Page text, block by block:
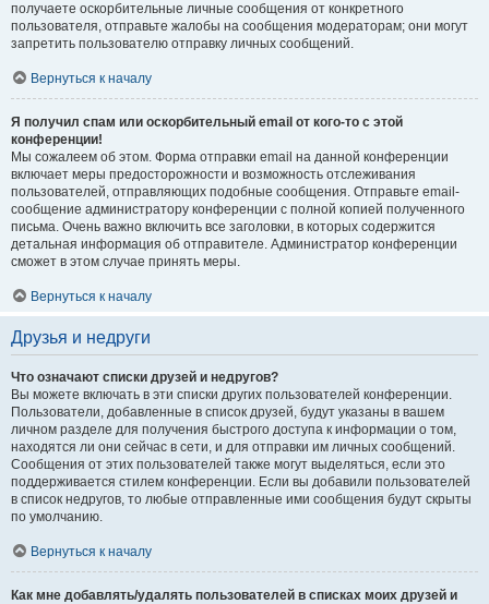
получаете оскорбительные личные сообщения от конкретного
пользователя, отправьте жалобы на сообщения модераторам; они могут
запретить пользователю отправку личных сообщений.
Вернуться к началу
Я получил спам или оскорбительный email от кого-то с этой
конференции!
Мы сожалеем об этом. Форма отправки email на данной конференции
включает меры предосторожности и возможность отслеживания
пользователей, отправляющих подобные сообщения. Отправьте email-
сообщение администратору конференции с полной копией полученного
письма. Очень важно включить все заголовки, в которых содержится
детальная информация об отправителе. Администратор конференции
сможет в этом случае принять меры.
Вернуться к началу
Друзья и недруги
Что означают списки друзей и недругов?
Вы можете включать в эти списки других пользователей конференции.
Пользователи, добавленные в список друзей, будут указаны в вашем
личном разделе для получения быстрого доступа к информации о том,
находятся ли они сейчас в сети, и для отправки им личных сообщений.
Сообщения от этих пользователей также могут выделяться, если это
поддерживается стилем конференции. Если вы добавили пользователей
в список недругов, то любые отправленные ими сообщения будут скрыты
по умолчанию.
Вернуться к началу
Как мне добавлять/удалять пользователей в списках моих друзей и